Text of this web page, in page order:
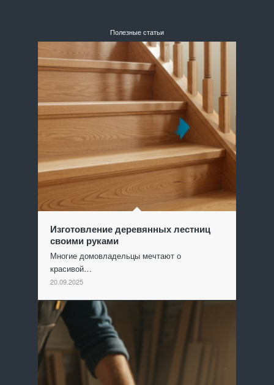
Полезные статьи
Изготовление деревянных лестниц
своими руками
Многие домовладельцы мечтают о
красивой…
20.09.2025